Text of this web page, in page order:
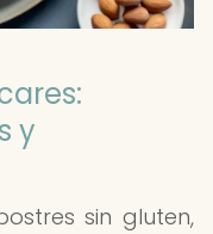
y
sin gluten,